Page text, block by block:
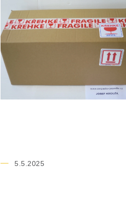
5.5.2025